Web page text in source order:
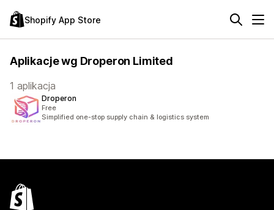
Shopify App Store
Aplikacje wg Droperon Limited
1 aplikacja
Droperon
Free
Simplified one-stop supply chain & logistics system